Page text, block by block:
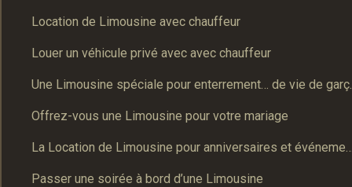
Location de Limousine avec chauffeur
Louer un véhicule privé avec avec chauffeur
Une
Offrez-vous une Limousine pour votre mariage
La Location de Limousine pour
Passer une soirée à bord d’une Limousine